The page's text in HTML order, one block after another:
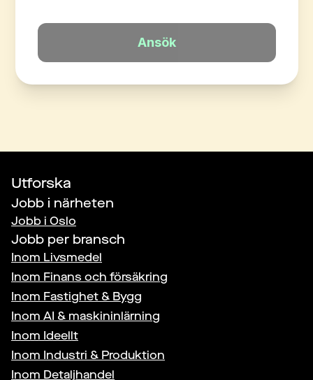
Ansök
Utforska
Jobb i närheten
Jobb i Oslo
Jobb per bransch
Inom Livsmedel
Inom Finans och försäkring
Inom Fastighet & Bygg
Inom AI & maskininlärning
Inom Ideellt
Inom Industri & Produktion
Inom Detaljhandel